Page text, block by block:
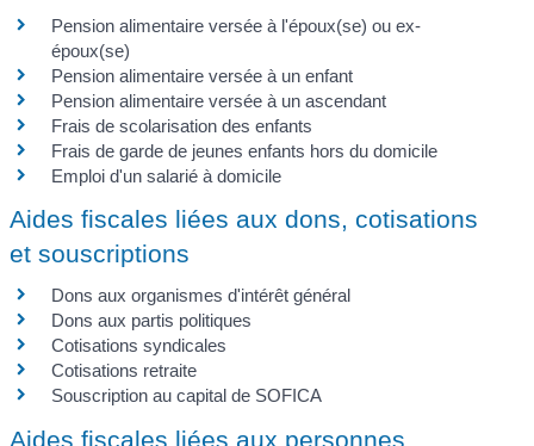
Pension alimentaire versée à l'époux(se) ou ex-
époux(se)
Pension alimentaire versée à un enfant
Pension alimentaire versée à un ascendant
Frais de scolarisation des enfants
Frais de garde de jeunes enfants hors du domicile
Emploi d'un salarié à domicile
Aides fiscales liées aux dons, cotisations
et souscriptions
Dons aux organismes d'intérêt général
Dons aux partis politiques
Cotisations syndicales
Cotisations retraite
Souscription au capital de SOFICA
Aides fiscales liées aux personnes